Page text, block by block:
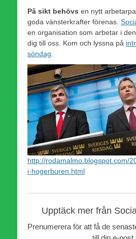
På sikt behövs en nytt
goda vänsterkrafter förenas.
en organisation som arbetar i
dig till oss. Kom och lyssna på
söndag
http://rodamalmo.blogspot.com/
i-hogerburen.html
Upptäck mer från
Prenumerera för att få de